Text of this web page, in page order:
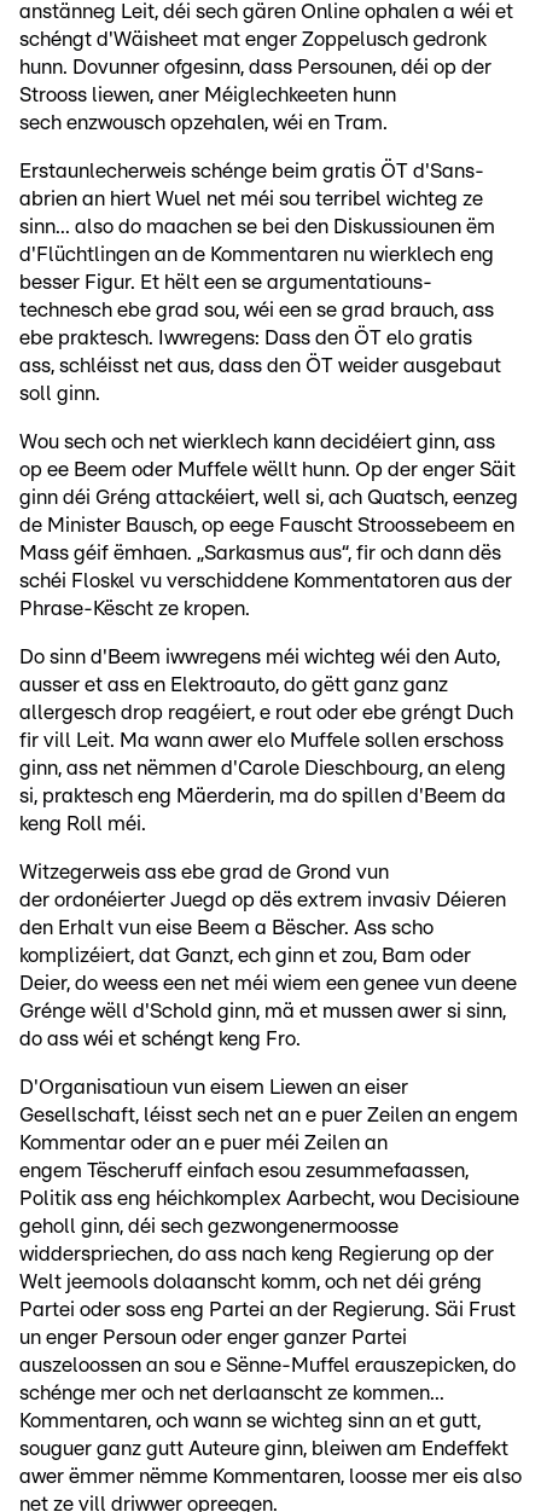
anstänneg Leit, déi sech gären Online ophalen a wéi et
schéngt d'Wäisheet mat enger Zoppelusch gedronk
hunn. Dovunner ofgesinn, dass Persounen, déi op der
Strooss liewen, aner Méiglechkeeten hunn
sech enzwousch opzehalen, wéi en Tram.
Erstaunlecherweis schénge beim gratis ÖT d'Sans-
abrien an hiert Wuel net méi sou terribel wichteg ze
sinn... also do maachen se bei den Diskussiounen ëm
d'Flüchtlingen an de Kommentaren nu wierklech eng
besser Figur. Et hëlt een se argumentatiouns-
technesch ebe grad sou, wéi een se grad brauch, ass
ebe praktesch. Iwwregens: Dass den ÖT elo gratis
ass, schléisst net aus, dass den ÖT weider ausgebaut
soll ginn.
Wou sech och net wierklech kann decidéiert ginn, ass
op ee Beem oder Muffele wëllt hunn. Op der enger Säit
ginn déi Gréng attackéiert, well si, ach Quatsch, eenzeg
de Minister Bausch, op eege Fauscht Stroossebeem en
Mass géif ëmhaen. „Sarkasmus aus“, fir och dann dës
schéi Floskel vu verschiddene Kommentatoren aus der
Phrase-Këscht ze kropen.
Do sinn d'Beem iwwregens méi wichteg wéi den Auto,
ausser et ass en Elektroauto, do gëtt ganz ganz
allergesch drop reagéiert, e rout oder ebe gréngt Duch
fir vill Leit. Ma wann awer elo Muffele sollen erschoss
ginn, ass net nëmmen d'Carole Dieschbourg, an eleng
si, praktesch eng Mäerderin, ma do spillen d'Beem da
keng Roll méi.
Witzegerweis ass ebe grad de Grond vun
der ordonéierter Juegd op dës extrem invasiv Déieren
den Erhalt vun eise Beem a Bëscher. Ass scho
komplizéiert, dat Ganzt, ech ginn et zou, Bam oder
Deier, do weess een net méi wiem een genee vun deene
Grénge wëll d'Schold ginn, mä et mussen awer si sinn,
do ass wéi et schéngt keng Fro.
D'Organisatioun vun eisem Liewen an eiser
Gesellschaft, léisst sech net an e puer Zeilen an engem
Kommentar oder an e puer méi Zeilen an
engem Tëscheruff einfach esou zesummefaassen,
Politik ass eng héichkomplex Aarbecht, wou Decisioune
geholl ginn, déi sech gezwongenermoosse
widderspriechen, do ass nach keng Regierung op der
Welt jeemools dolaanscht komm, och net déi gréng
Partei oder soss eng Partei an der Regierung. Säi Frust
un enger Persoun oder enger ganzer Partei
auszeloossen an sou e Sënne-Muffel erauszepicken, do
schénge mer och net derlaanscht ze kommen...
Kommentaren, och wann se wichteg sinn an et gutt,
souguer ganz gutt Auteure ginn, bleiwen am Endeffekt
awer ëmmer nëmme Kommentaren, loosse mer eis also
net ze vill driwwer opreegen.